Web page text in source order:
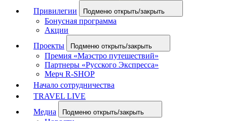
Привилегии
Подменю открыть/закрыть
Бонусная программа
Акции
Проекты
Подменю открыть/закрыть
Премия «Маэстро путешествий»
Партнеры «Русского Экспресса»
Мерч R-SHOP
Начало сотрудничества
TRAVEL LIVE
Медиа
Подменю открыть/закрыть